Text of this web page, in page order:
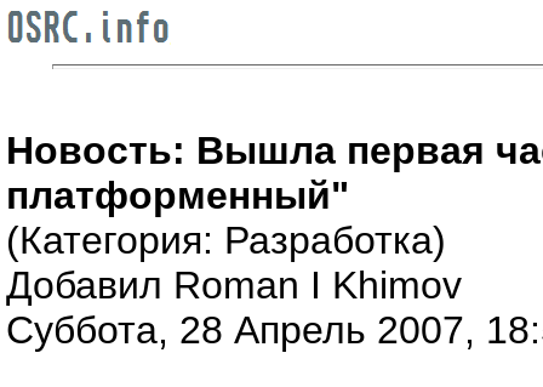
Новость: Вышла первая
платформенный"
(Категория: Разработка)
Добавил Roman I Khimov
Суббота, 28 Апрель 2007,